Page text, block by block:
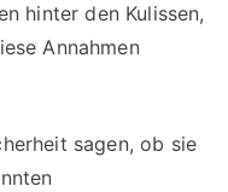
hinter den Kulissen,
Annahmen
sagen, ob sie